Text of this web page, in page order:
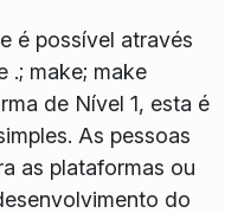
é possível através
.; make; make
de Nível 1, esta é
As pessoas
as plataformas ou
do